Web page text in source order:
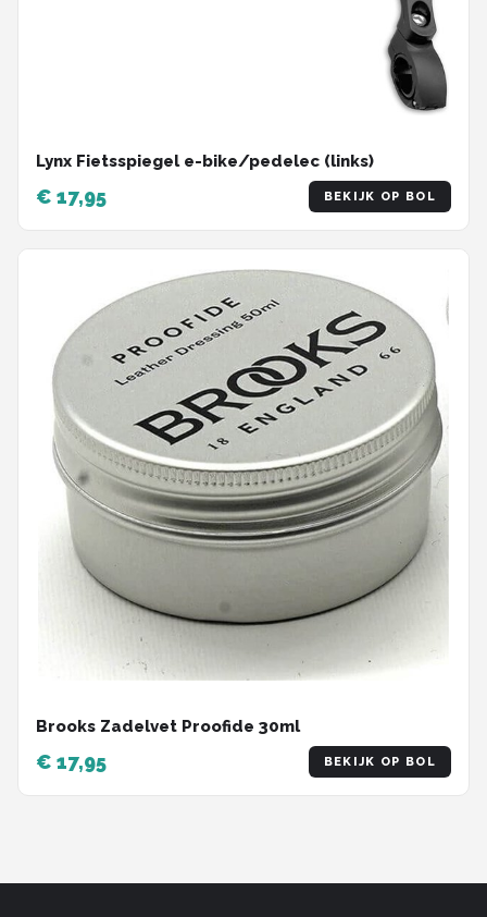
Lynx Fietsspiegel e-bike/pedelec (links)
€ 17,95 BEKIJK OP BOL
Brooks Zadelvet Proofide 30ml
€ 17,95 BEKIJK OP BOL